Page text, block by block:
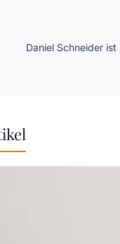
Daniel Schneider